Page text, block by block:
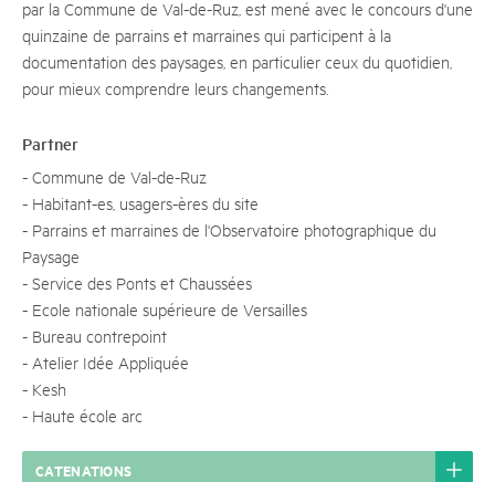
par la Commune de Val-de-Ruz, est mené avec le concours d'une
quinzaine de parrains et marraines qui participent à la
documentation des paysages, en particulier ceux du quotidien,
pour mieux comprendre leurs changements.
Partner
- Commune de Val-de-Ruz
- Habitant-es, usagers-ères du site
- Parrains et marraines de l'Observatoire photographique du
Paysage
- Service des Ponts et Chaussées
- Ecole nationale supérieure de Versailles
- Bureau contrepoint
- Atelier Idée Appliquée
- Kesh
- Haute école arc
CATENATIONS